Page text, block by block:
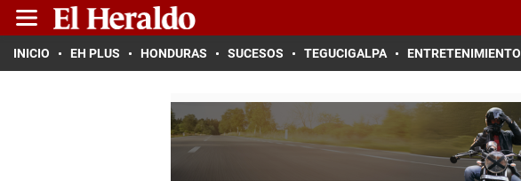
INICIO EH PLUS HONDURAS SUCESOS TEGUCIGALPA ENTRETENIMIENTO